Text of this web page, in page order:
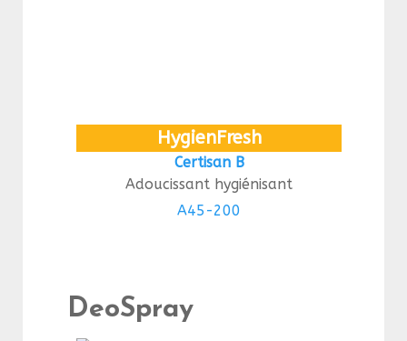
HygienFresh
Certisan B
Adoucissant hygiénisant
A45-200
DeoSpray